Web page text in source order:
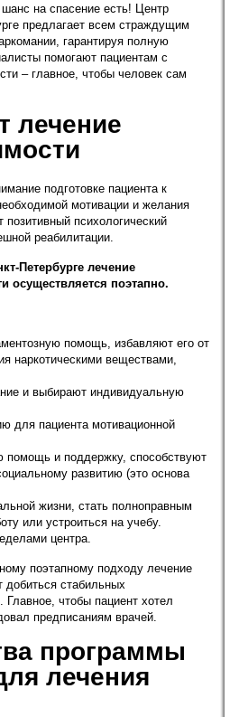
на спасение есть! Центр
предлагает всем страждущим
гарантируя полную
помогают пациентам с
– главное, чтобы человек сам
лечение
подготовке пациента к
мотивации и желания
психологический
реабилитации.
Петербурге лечение
осуществляется поэтапно.
помощь, избавляют его от
наркотическими веществами,
и выбирают индивидуальную
для пациента мотивационной
помощь и поддержку, способствуют
развитию (это основа
жизни, стать полноправным
или устроиться на учебу.
центра.
поэтапному подходу лечение
добиться стабильных
Главное, чтобы пациент хотел
предписаниям врачей.
программы
лечения